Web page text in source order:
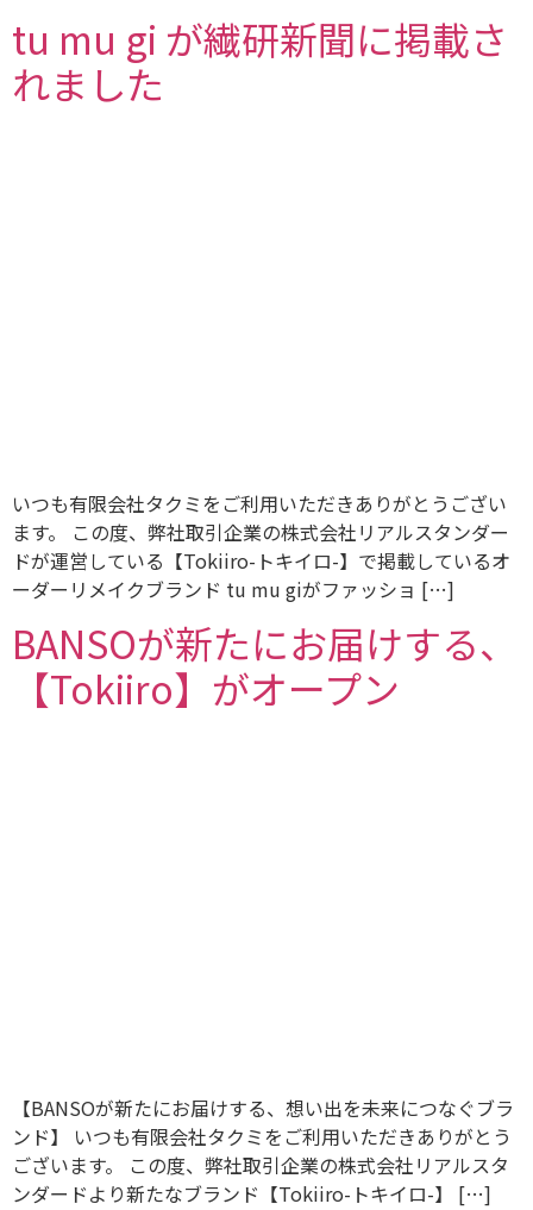
tu mu gi が繊研新聞に掲載さ
れました
いつも有限会社タクミをご利用いただきありがとうござい
ます。 この度、弊社取引企業の株式会社リアルスタンダー
ドが運営している【Tokiiro-トキイロ-】で掲載しているオ
ーダーリメイクブランド tu mu giがファッショ […]
BANSOが新たにお届けする、
【Tokiiro】がオープン
【BANSOが新たにお届けする、想い出を未来につなぐブラ
ンド】 いつも有限会社タクミをご利用いただきありがとう
ございます。 この度、弊社取引企業の株式会社リアルスタ
ンダードより新たなブランド【Tokiiro-トキイロ-】 […]